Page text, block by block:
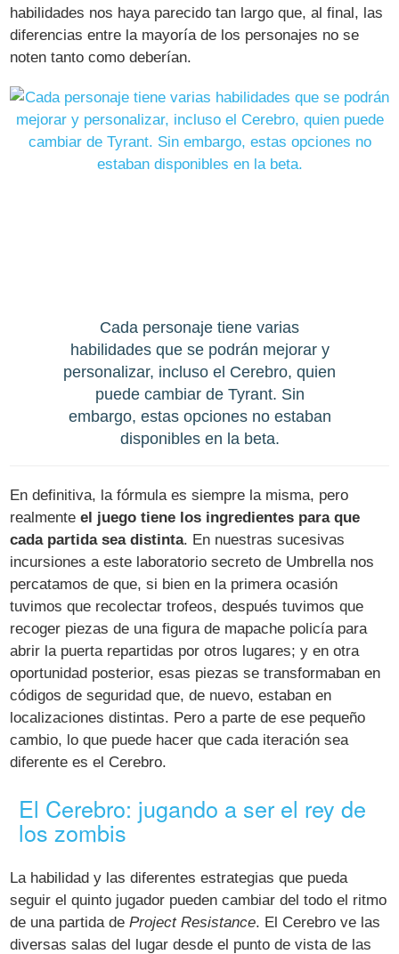
habilidades nos haya parecido tan largo que, al final, las
diferencias entre la mayoría de los personajes no se
noten tanto como deberían.
Cada personaje tiene varias
habilidades que se podrán mejorar y
personalizar, incluso el Cerebro, quien
puede cambiar de Tyrant. Sin
embargo, estas opciones no estaban
disponibles en la beta.
En definitiva, la fórmula es siempre la misma, pero
realmenteel juego tiene los ingredientes para que
cada partida sea distinta. En nuestras sucesivas
incursiones a este laboratorio secreto de Umbrella nos
percatamos de que, si bien en la primera ocasión
tuvimos que recolectar trofeos, después tuvimos que
recoger piezas de una figura de mapache policía para
abrir la puerta repartidas por otros lugares; y en otra
oportunidad posterior, esas piezas se transformaban en
códigos de seguridad que, de nuevo, estaban en
localizaciones distintas. Pero a parte de ese pequeño
cambio, lo que puede hacer que cada iteración sea
diferente es el Cerebro.
El Cerebro: jugando a ser el rey de
los zombis
La habilidad y las diferentes estrategias que pueda
seguir el quinto jugador pueden cambiar del todo el ritmo
de una partida deProject Resistance. El Cerebro ve las
diversas salas del lugar desde el punto de vista de las